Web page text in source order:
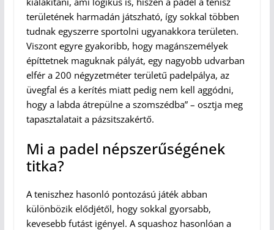
területének harmadán játszható, így sokkal többen
tudnak egyszerre sportolni ugyanakkora területen.
Viszont egyre gyakoribb, hogy magánszemélyek
építtetnek maguknak pályát, egy nagyobb udvarban
elfér a 200 négyzetméter területű padelpálya, az
üvegfal és a kerítés miatt pedig nem kell aggódni,
hogy a labda átrepülne a szomszédba” – osztja meg
tapasztalatait a pázsitszakértő.
Mi a padel népszerűségének
titka?
A teniszhez hasonló pontozású játék abban
különbözik elődjétől, hogy sokkal gyorsabb,
kevesebb futást igényel. A squashoz hasonlóan a